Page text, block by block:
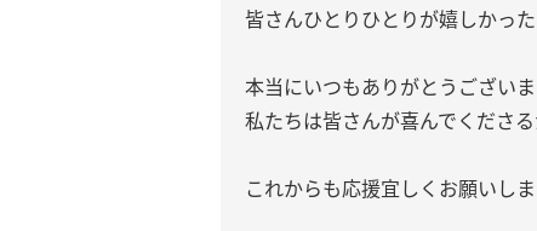
皆さんひとりひとりが嬉しかった
本当にいつもありがとうございま
私たちは皆さんが喜んでくださ
これからも応援宜しくお願いし